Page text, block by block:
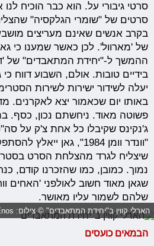
סרטי גיבורי על. הוא כבר הוכיח
סרטים של "שומרי הגלקסיה"
בקרב אנשים שאינם מעריצים
של 'מארוול'. לכן כאשר שמענו כי
ההמשך ל-"יחידת המתאבדים" של
בידיים טובות. אולם, השבוע דווח
באותו יום שכאמור יצא לאקרנים.
פשוטה מאוד. ניחשתם נכון, כסף.
"וונדר וומן 1984", גאן
שיצליח לגרד מהצלחת הסרט
נמוך. כמובן, כמו שהזכרנו קודם,
שגאן מאוד חשוב לאולפני 'האחים
שלהם לשמור עליו מאושר.
הארלי קווין ב"יחידת המתאבדים" © צילום: Clay Enos באדיבות yes
הבמאים כועסים